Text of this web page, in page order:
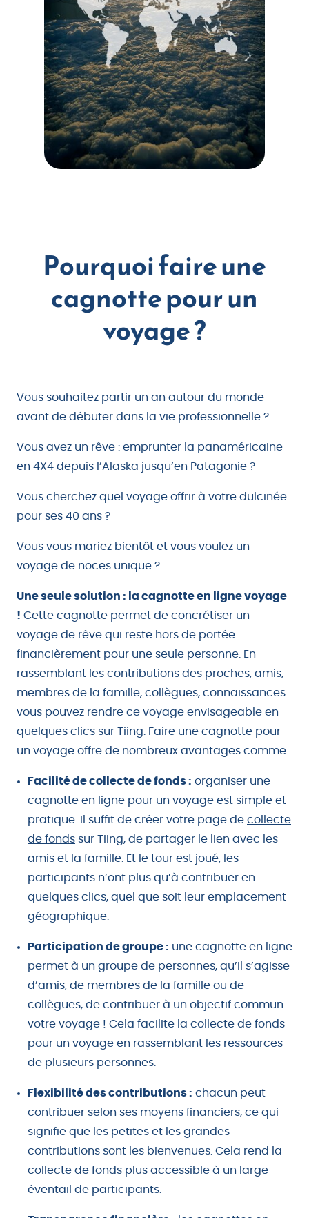
Pourquoi faire une
cagnotte pour un
voyage ?
Vous souhaitez partir un an autour du monde
avant de débuter dans la vie professionnelle ?
Vous avez un rêve : emprunter la panaméricaine
en 4X4 depuis l’Alaska jusqu’en Patagonie ?
Vous cherchez quel voyage offrir à votre dulcinée
pour ses 40 ans ?
Vous vous mariez bientôt et vous voulez un
voyage de noces unique ?
Une seule solution : la cagnotte en ligne voyage
! Cette cagnotte permet de concrétiser un
voyage de rêve qui reste hors de portée
financièrement pour une seule personne. En
rassemblant les contributions des proches, amis,
membres de la famille, collègues, connaissances…
vous pouvez rendre ce voyage envisageable en
quelques clics sur Tiing. Faire une cagnotte pour
un voyage offre de nombreux avantages comme :
Facilité de collecte de fonds : organiser une
cagnotte en ligne pour un voyage est simple et
pratique. Il suffit de créer votre page de collecte
de fonds sur Tiing, de partager le lien avec les
amis et la famille. Et le tour est joué, les
participants n’ont plus qu’à contribuer en
quelques clics, quel que soit leur emplacement
géographique.
Participation de groupe : une cagnotte en ligne
permet à un groupe de personnes, qu’il s’agisse
d’amis, de membres de la famille ou de
collègues, de contribuer à un objectif commun :
votre voyage ! Cela facilite la collecte de fonds
pour un voyage en rassemblant les ressources
de plusieurs personnes.
Flexibilité des contributions : chacun peut
contribuer selon ses moyens financiers, ce qui
signifie que les petites et les grandes
contributions sont les bienvenues. Cela rend la
collecte de fonds plus accessible à un large
éventail de participants.